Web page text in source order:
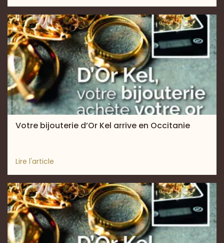
Votre bijouterie d’Or Kel arrive en Occitanie
Lire l'article